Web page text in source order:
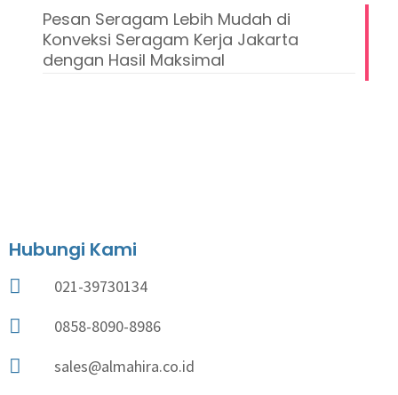
Pesan Seragam Lebih Mudah di
Konveksi Seragam Kerja Jakarta
dengan Hasil Maksimal
Hubungi Kami
021-39730134
0858-8090-8986
sales@almahira.co.id